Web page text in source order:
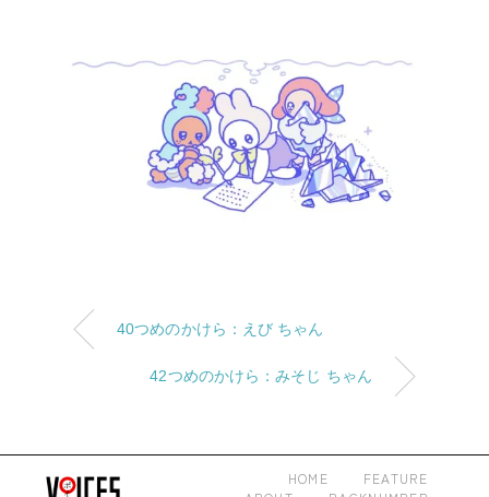
40つめのかけら：えび ちゃん
42つめのかけら：みそじ ちゃん
HOME
FEATURE